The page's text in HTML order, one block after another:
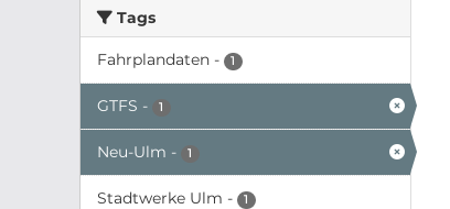
Tags
Fahrplandaten - 1
GTFS - 1
Neu-Ulm - 1
Stadtwerke Ulm - 1